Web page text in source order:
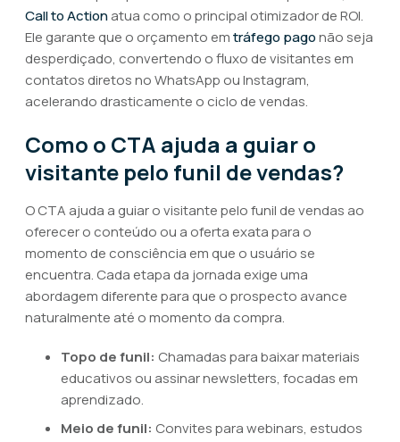
Call to Actionatua como o principal otimizador de ROI.
Ele garante que o orçamento emtráfego pagonão seja
desperdiçado, convertendo o fluxo de visitantes em
contatos diretos no WhatsApp ou Instagram,
acelerando drasticamente o ciclo de vendas.
Como o CTA ajuda a guiar o
visitante pelo funil de vendas?
O CTA ajuda a guiar o visitante pelo funil de vendas ao
oferecer o conteúdo ou a oferta exata para o
momento de consciência em que o usuário se
encuentra. Cada etapa da jornada exige uma
abordagem diferente para que o prospecto avance
naturalmente até o momento da compra.
Topo de funil: Chamadas para baixar materiais
educativos ou assinar newsletters, focadas em
aprendizado.
Meio de funil: Convites para webinars, estudos